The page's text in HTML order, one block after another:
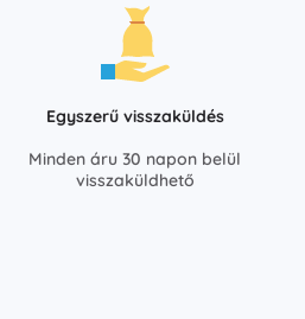
Egyszerű visszaküldés
Minden áru 30 napon belül
visszaküldhető